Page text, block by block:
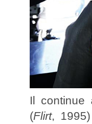
Il continue
(Flirt,